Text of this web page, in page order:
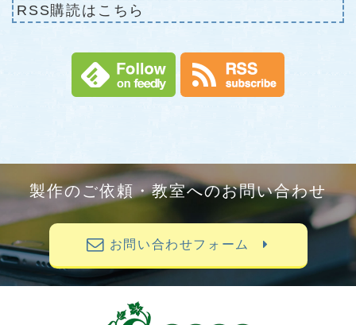
RSS購読はこちら
製作のご依頼・教室へのお問い合わせ
お問い合わせフォーム